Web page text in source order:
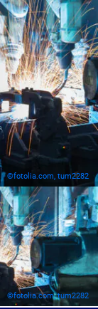
©fotolia.com, tum2282
©fotolia.com, tum2282